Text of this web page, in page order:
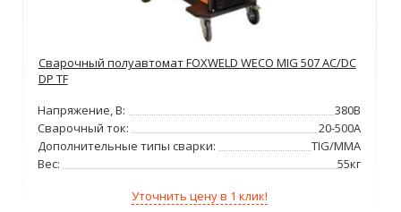
Сварочный полуавтомат FOXWELD WECO MIG 507 AC/DC
DP TF
Напряжение, В:
380В
Сварочный ток:
20-500А
Дополнительные типы сварки:
TIG/MMA
Вес:
55кг
Уточнить цену в 1 клик!